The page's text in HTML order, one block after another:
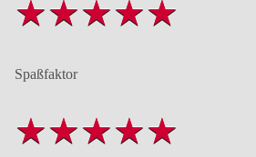
Spaßfaktor